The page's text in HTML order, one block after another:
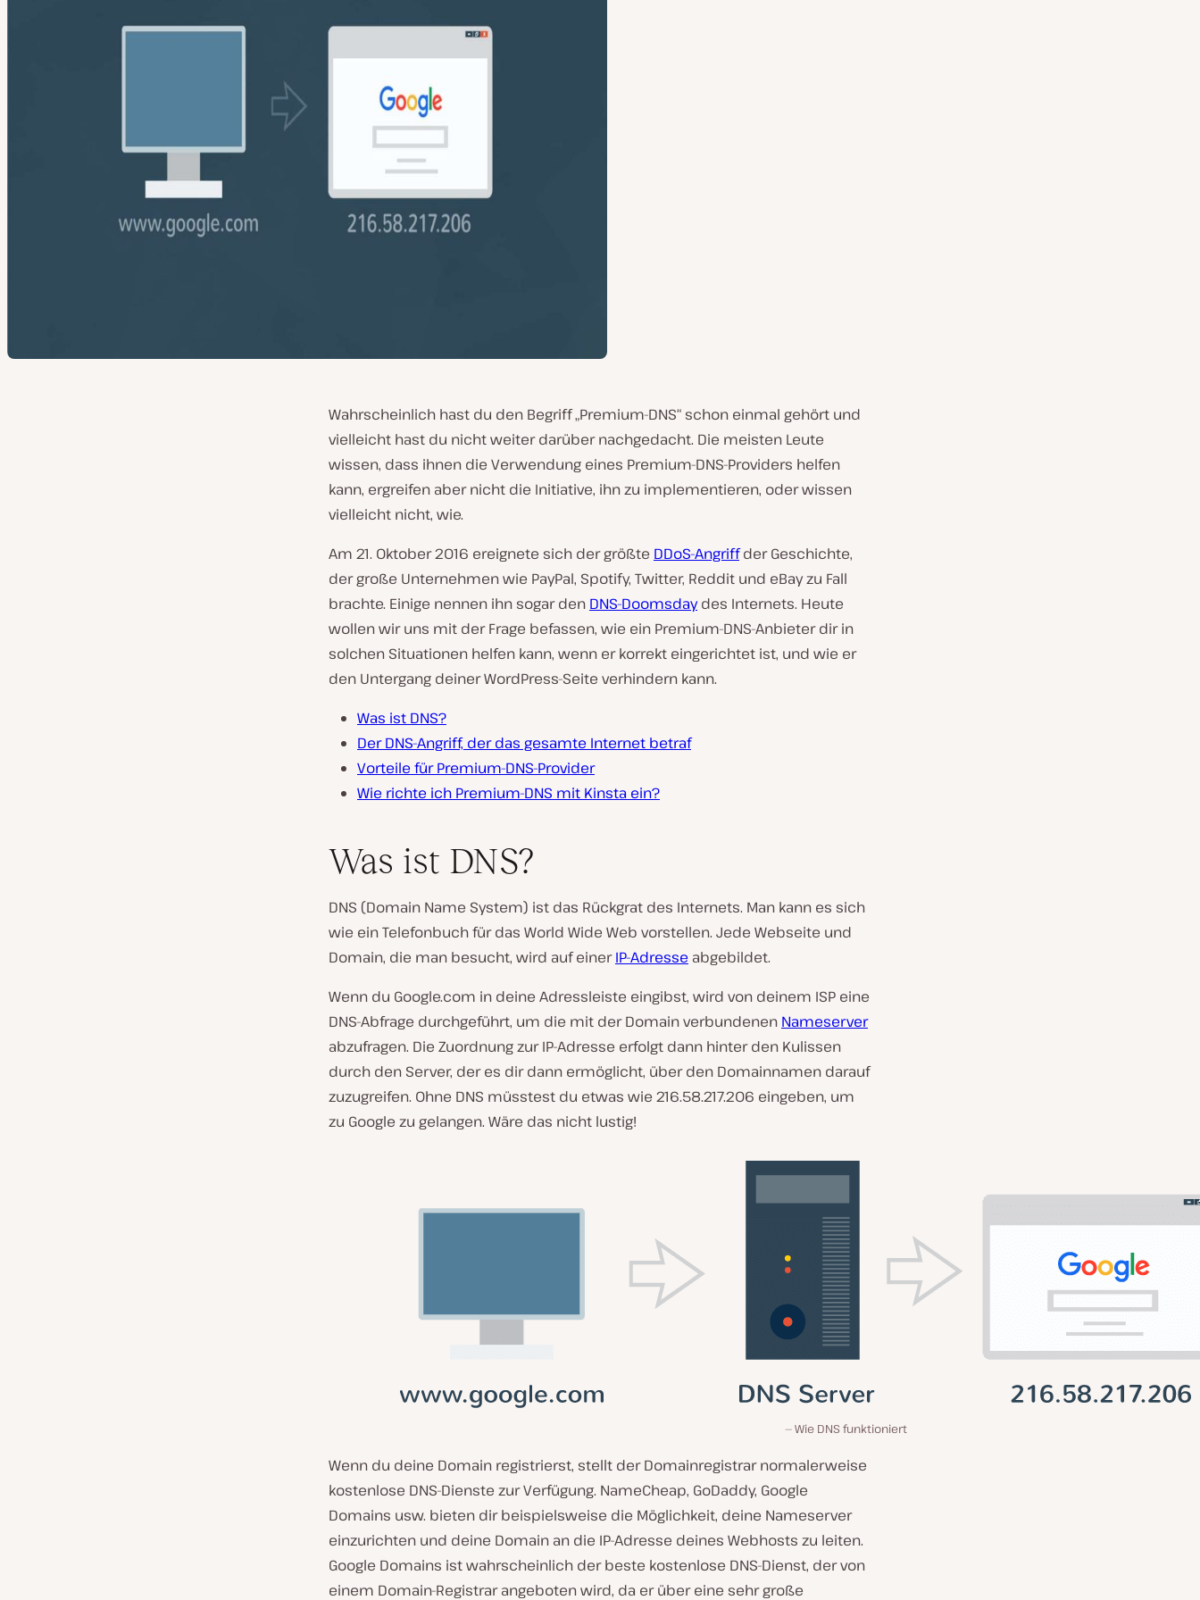
Wahrscheinlich hast du den Begriff „Premium-DNS“ schon einmal gehört und
vielleicht hast du nicht weiter darüber nachgedacht. Die meisten Leute
wissen, dass ihnen die Verwendung eines Premium-DNS-Providers helfen
kann, ergreifen aber nicht die Initiative, ihn zu implementieren, oder wissen
vielleicht nicht, wie.
Am 21. Oktober 2016 ereignete sich der größte DDoS-Angriffder Geschichte,
der große Unternehmen wie PayPal, Spotify, Twitter, Reddit und eBay zu Fall
brachte. Einige nennen ihn sogar den DNS-Doomsdaydes Internets. Heute
wollen wir uns mit der Frage befassen, wie ein Premium-DNS-Anbieter dir in
solchen Situationen helfen kann, wenn er korrekt eingerichtet ist, und wie er
den Untergang deiner WordPress-Seite verhindern kann.
Was ist DNS?
Der DNS-Angriff, der das gesamte Internet betraf
Vorteile für Premium-DNS-Provider
Wie richte ich Premium-DNS mit Kinsta ein?
Was ist DNS?
DNS (Domain Name System) ist das Rückgrat des Internets. Man kann es sich
wie ein Telefonbuch für das World Wide Web vorstellen. Jede Webseite und
Domain, die man besucht, wird auf einerIP-Adresse abgebildet.
Wenn du Google.com in deine Adressleiste eingibst, wird von deinem ISP eine
DNS-Abfrage durchgeführt, um die mit der Domain verbundenen Nameserver
abzufragen. Die Zuordnung zur IP-Adresse erfolgt dann hinter den Kulissen
durch den Server, der es dir dann ermöglicht, über den Domainnamen darauf
zuzugreifen. Ohne DNS müsstest du etwas wie 216.58.217.206 eingeben, um
zu Google zu gelangen. Wäre das nicht lustig!
Wie DNS funktioniert
Wenn du deine Domain registrierst, stellt der Domainregistrar normalerweise
kostenlose DNS-Dienste zur Verfügung. NameCheap, GoDaddy, Google
Domains usw. bieten dir beispielsweise die Möglichkeit, deine Nameserver
einzurichten und deine Domain an die IP-Adresse deines Webhosts zu leiten.
Google Domains ist wahrscheinlich der beste kostenlose DNS-Dienst, der von
einem Domain-Registrar angeboten wird, da er über eine sehr große